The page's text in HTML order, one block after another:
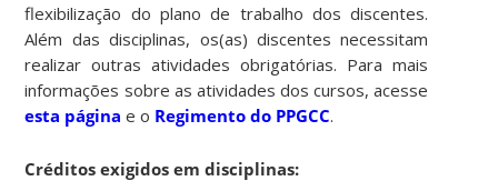
flexibilização do plano de trabalho dos discentes.
Além das disciplinas, os(as) discentes necessitam
realizar outras atividades obrigatórias. Para mais
informações sobre as atividades dos cursos, acesse
esta página e o Regimento do PPGCC.
Créditos exigidos em disciplinas: